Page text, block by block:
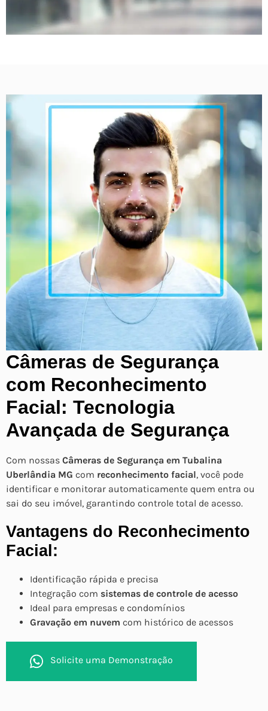
Câmeras de Segurança
com Reconhecimento
Facial: Tecnologia
Avançada de Segurança
Com nossas Câmeras de Segurança em Tubalina
Uberlândia MG com reconhecimento facial, você pode
identificar e monitorar automaticamente quem entra ou
sai do seu imóvel, garantindo controle total de acesso.
Vantagens do Reconhecimento
Facial:
Identificação rápida e precisa
Integração com sistemas de controle de acesso
Ideal para empresas e condomínios
Gravação em nuvem com histórico de acessos
Solicite uma Demonstração